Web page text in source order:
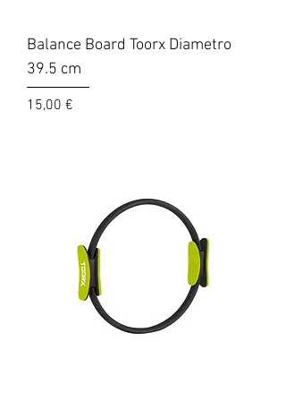
Balance Board Toorx Diametro
39.5 cm
Prezzo
15,00 €